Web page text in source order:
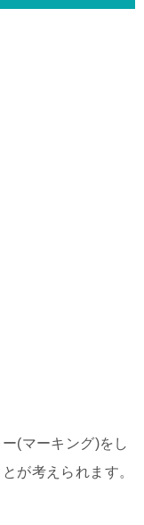
(マーキング)をし
が考えられます。